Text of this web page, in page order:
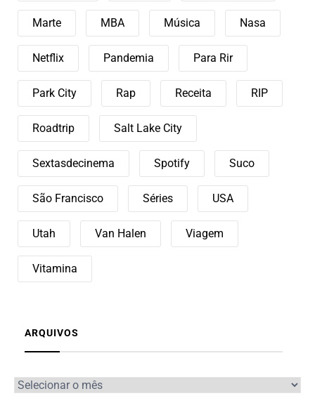
Marte MBA Música Nasa
Netflix Pandemia Para Rir
Park City Rap Receita RIP
Roadtrip Salt Lake City
Sextasdecinema Spotify Suco
São Francisco Séries USA
Utah Van Halen Viagem
Vitamina
ARQUIVOS